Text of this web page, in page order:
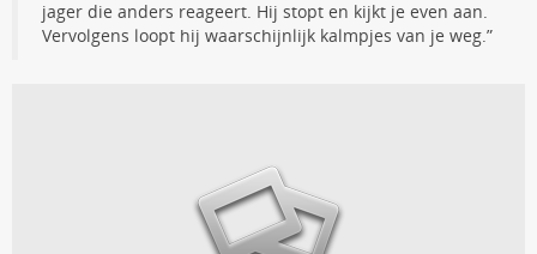
jager die anders reageert. Hij stopt en kijkt je even aan.
Vervolgens loopt hij waarschijnlijk kalmpjes van je weg.”